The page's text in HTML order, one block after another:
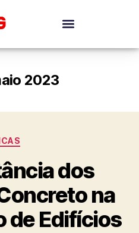
2023
dos
na
de Edifícios